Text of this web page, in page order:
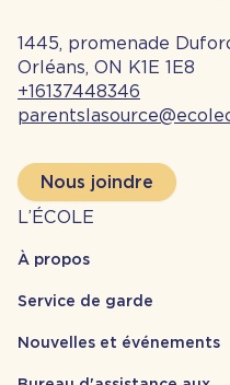
1445, promenade
Orléans, ON K1E 1E8
+16137448346
Nous joindre
À
propos
L’ÉCOLE
À propos
Service de garde
Nouvelles et événements